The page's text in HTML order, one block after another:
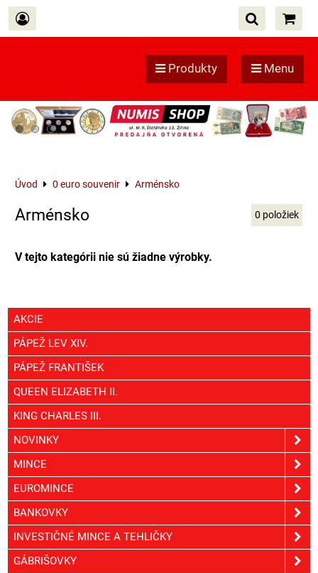
Produkty Menu
Úvod 0 euro souvenir Arménsko
Arménsko 0 položiek
AKCIE
PÁPEŽ LEV XIV.
PÁPEŽ FRANTIŠEK
QUEEN ELIZABETH II.
KING CHARLES III.
NOVINKY
MINCE
EUROMINCE
BANKOVKY
INVESTIČNÉ MINCE A TEHLIČKY
GÁBRIŠOVKY